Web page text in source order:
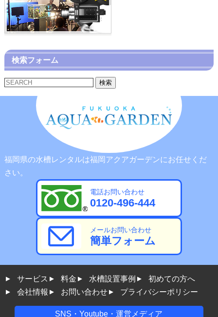
検索フォーム
検索
福岡県の水槽レンタルは福岡アクアガーデンにお任せくだ
さい。
電話お問い合わせ
0120-496-444
メールお問い合わせ
簡単フォーム
サービス 料金 水槽設置事例
初めての方へ
会社情報
お問い合わせ プライバシーポリシー
SNS・Youtube・運営メディア